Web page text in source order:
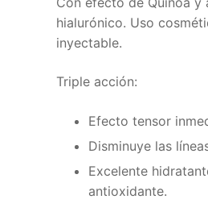
hialurónico. Uso
inyectable.
Triple acción:
Efecto tensor
Disminuye las
Excelente
antioxidante.